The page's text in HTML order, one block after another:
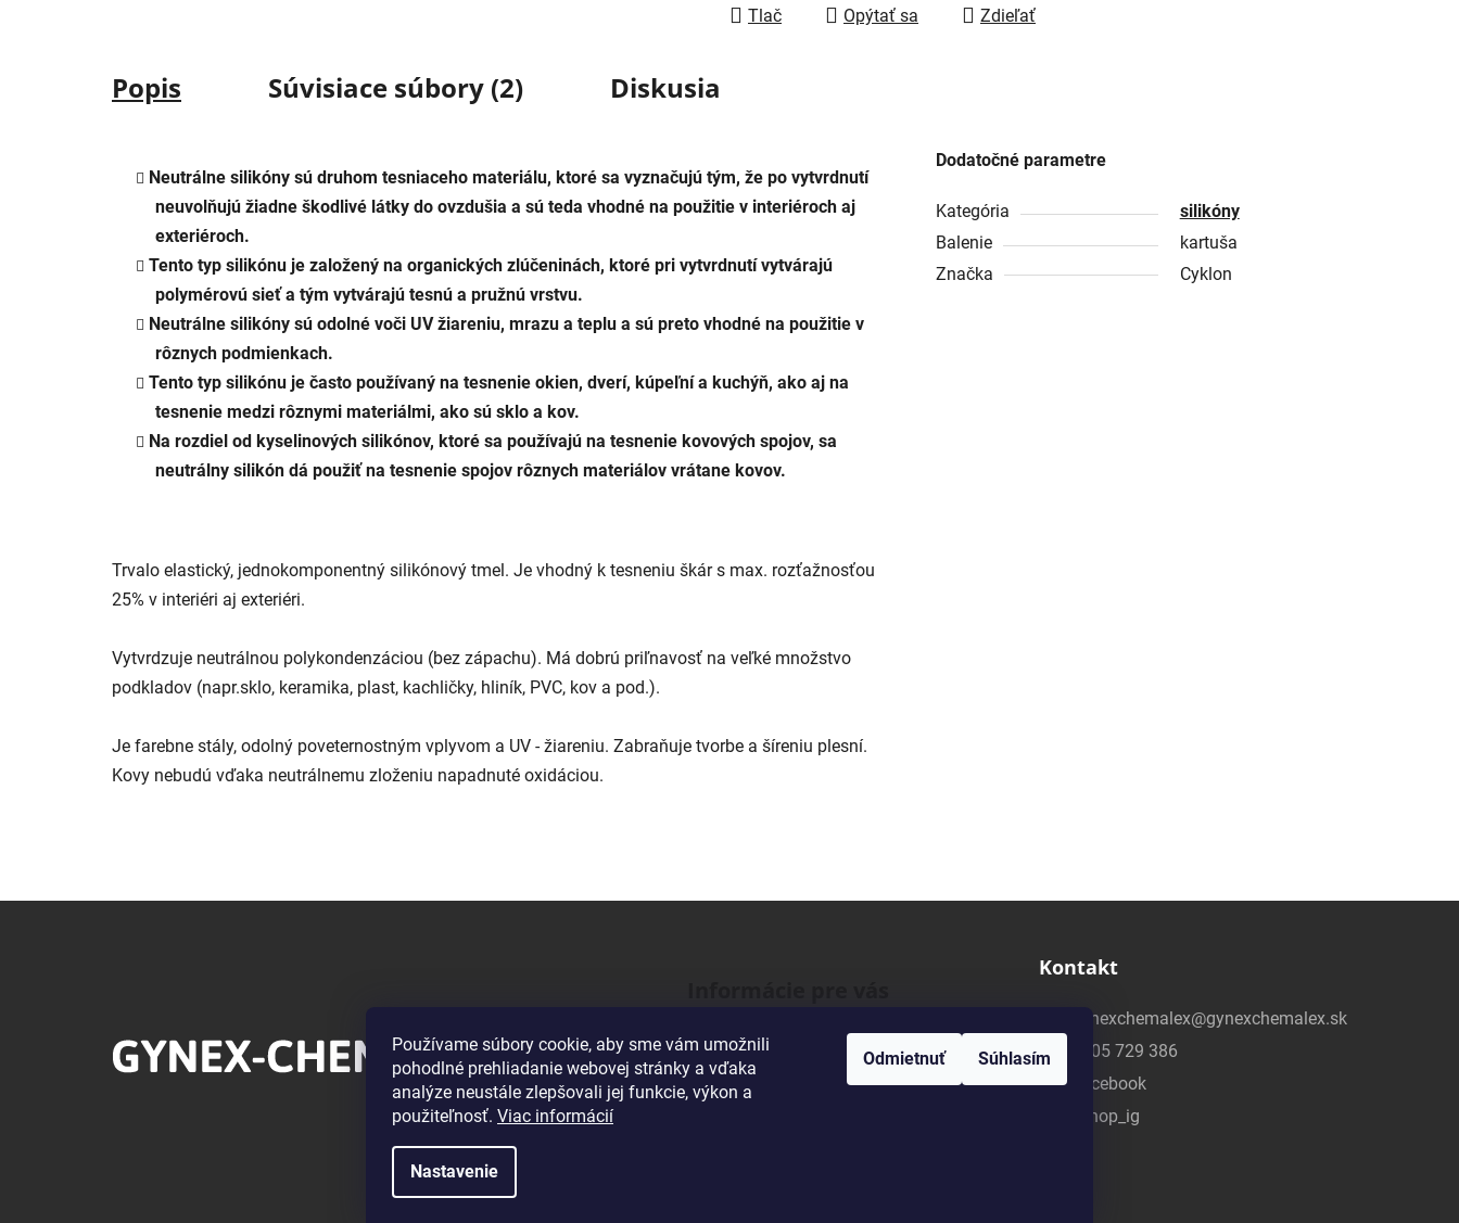
Používame súbory cookie, aby sme vám umožnili
pohodlné prehliadanie webovej stránky a vďaka
analýze neustále zlepšovali jej funkcie, výkon a
použiteľnosť. Viac informácií
Nastavenie
Odmietnuť Súhlasím
Tlač Opýtať sa Zdieľať
Popis Súvisiace súbory (2) Diskusia
Neutrálne silikóny sú druhom tesniaceho materiálu, ktoré sa vyznačujú tým, že po vytvrdnutí
neuvolňujú žiadne škodlivé látky do ovzdušia a sú teda vhodné na použitie v interiéroch aj
exteriéroch.
Tento typ silikónu je založený na organických zlúčeninách, ktoré pri vytvrdnutí vytvárajú
polymérovú sieť a tým vytvárajú tesnú a pružnú vrstvu.
Neutrálne silikóny sú odolné voči UV žiareniu, mrazu a teplu a sú preto vhodné na použitie v
rôznych podmienkach.
Tento typ silikónu je často používaný na tesnenie okien, dverí, kúpeľní a kuchýň, ako aj na
tesnenie medzi rôznymi materiálmi, ako sú sklo a kov.
Na rozdiel od kyselinových silikónov, ktoré sa používajú na tesnenie kovových spojov, sa
neutrálny silikón dá použiť na tesnenie spojov rôznych materiálov vrátane kovov.
Trvalo elastický, jednokomponentný silikónový tmel. Je vhodný k tesneniu škár s max. rozťažnosťou
25% v interiéri aj exteriéri.
Vytvrdzuje neutrálnou polykondenzáciou (bez zápachu). Má dobrú priľnavosť na veľké množstvo
podkladov (napr.sklo, keramika, plast, kachličky, hliník, PVC, kov a pod.).
Je farebne stály, odolný poveternostným vplyvom a UV - žiareniu. Zabraňuje tvorbe a šíreniu plesní.
Kovy nebudú vďaka neutrálnemu zloženiu napadnuté oxidáciou.
Dodatočné parametre
Kategória
silikóny
Balenie
kartuša
Značka
Cyklon
O našej Firme
Veľkoobchodná spolupráca
Obchodné podmienky
Kontakt
gynexchemalex@gynexchemalex.sk
0905 729 386
Facebook
eshop_ig